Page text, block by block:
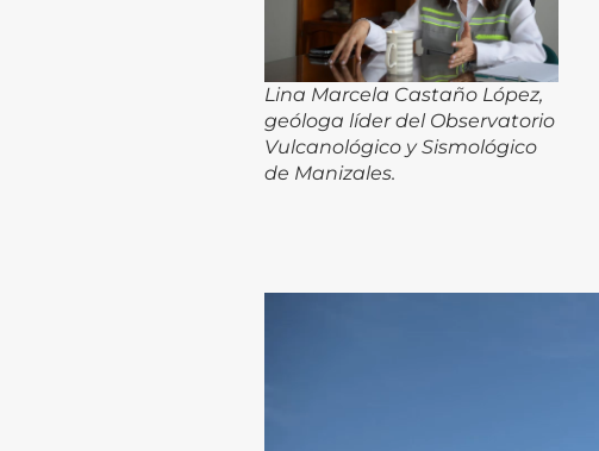
Lina Marcela Castaño López,
geóloga líder del Observatorio
Vulcanológico y Sismológico
de Manizales.